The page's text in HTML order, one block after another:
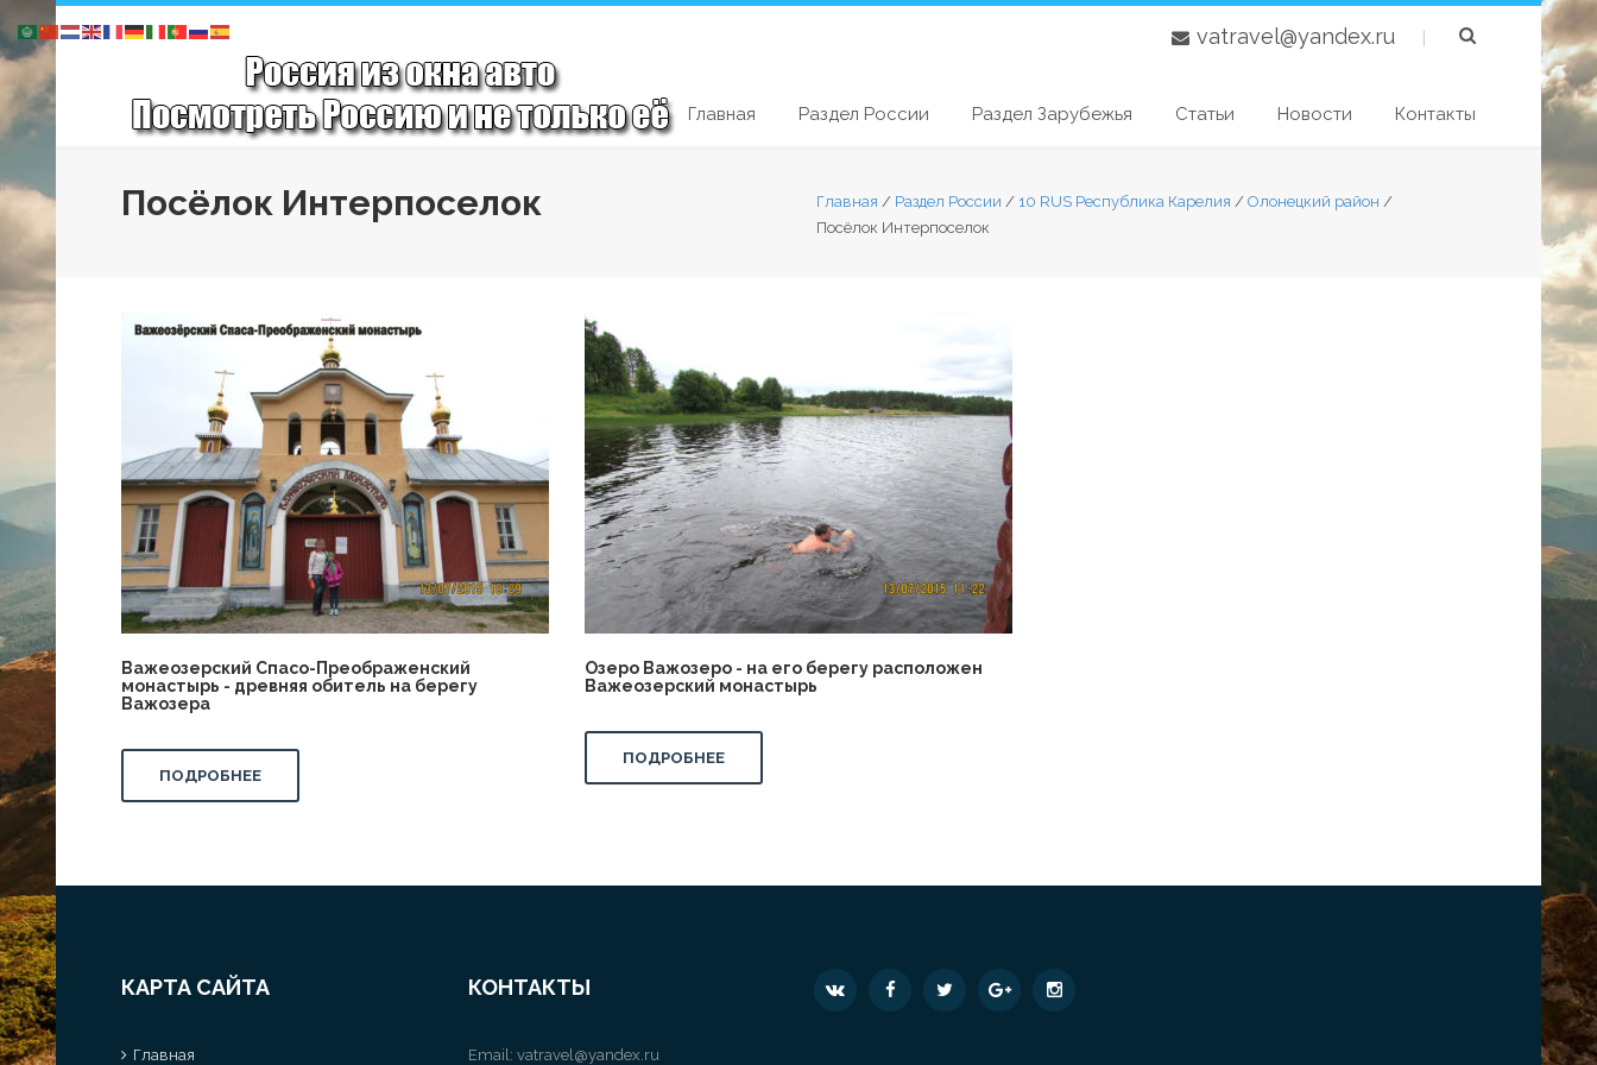
vatravel@yandex.ru |
Главная Раздел России Раздел Зарубежья Статьи Новости Контакты
Посёлок Интерпоселок Главная / Раздел России / 10 RUS Республика Карелия / Олонецкий район /
Посёлок Интерпоселок
Важеозерский Спасо-Преображенский
монастырь - древняя обитель на берегу
Важозера
ПОДРОБНЕЕ
Озеро Важозеро - на его берегу расположен
Важеозерский монастырь
ПОДРОБНЕЕ
КАРТА САЙТА
Главная
КОНТАКТЫ
Email: vatravel@yandex.ru